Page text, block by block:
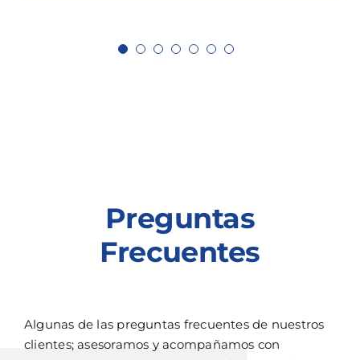
Preguntas
Frecuentes
Algunas de las preguntas frecuentes de nuestros
clientes; asesoramos y acompañamos con